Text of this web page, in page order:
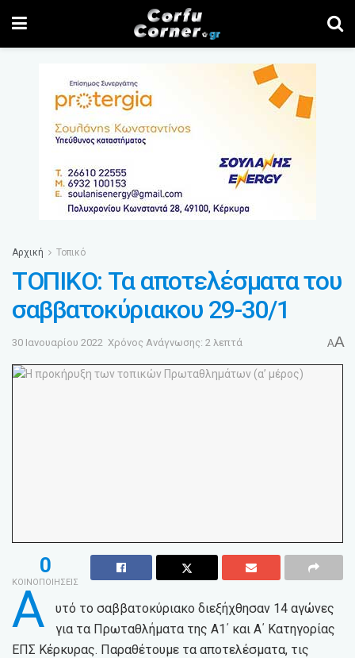
Αρχική Τοπικό
ΤΟΠΙΚΟ: Τα αποτελέσματα του
σαββατοκύριακου 29-30/1
30 Ιανουαρίου 2022 Χρόνος Ανάγνωσης: 2 λεπτά AA
0
ΚΟΙΝΟΠΟΙΗΣΕΙΣ
Α
υτό το σαββατοκύριακο διεξήχθησαν 14 αγώνες
για τα Πρωταθλήματα της Α1΄ και Α΄ Κατηγορίας
ΕΠΣ Κέρκυρας. Παραθέτουμε τα αποτελέσματα, τις